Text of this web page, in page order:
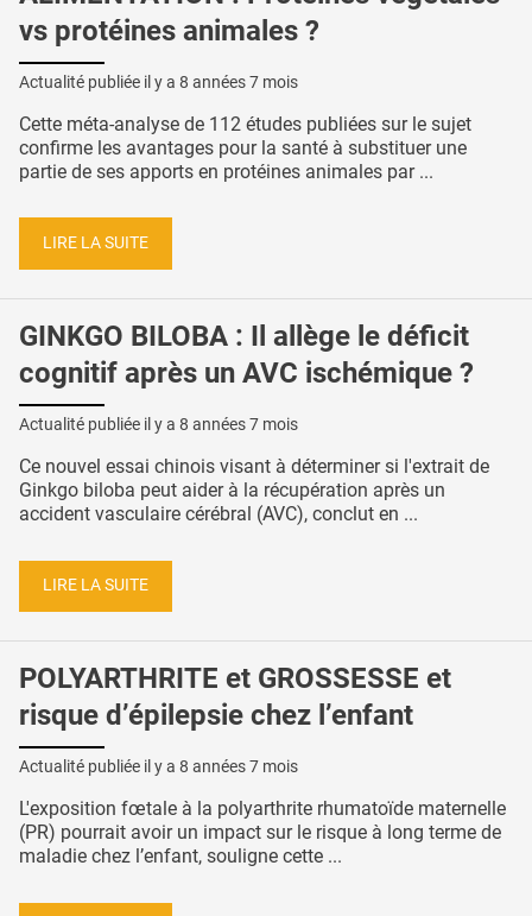
vs protéines animales ?
Actualité publiée il y a 8 années 7 mois
Cette méta-analyse de 112 études publiées sur le sujet
confirme les avantages pour la santé à substituer une
partie de ses apports en protéines animales par ...
LIRE LA SUITE
GINKGO BILOBA : Il allège le déficit
cognitif après un AVC ischémique ?
Actualité publiée il y a 8 années 7 mois
Ce nouvel essai chinois visant à déterminer si l'extrait de
Ginkgo biloba peut aider à la récupération après un
accident vasculaire cérébral (AVC), conclut en ...
LIRE LA SUITE
POLYARTHRITE et GROSSESSE et
risque d’épilepsie chez l’enfant
Actualité publiée il y a 8 années 7 mois
L'exposition fœtale à la polyarthrite rhumatoïde maternelle
(PR) pourrait avoir un impact sur le risque à long terme de
maladie chez l’enfant, souligne cette ...